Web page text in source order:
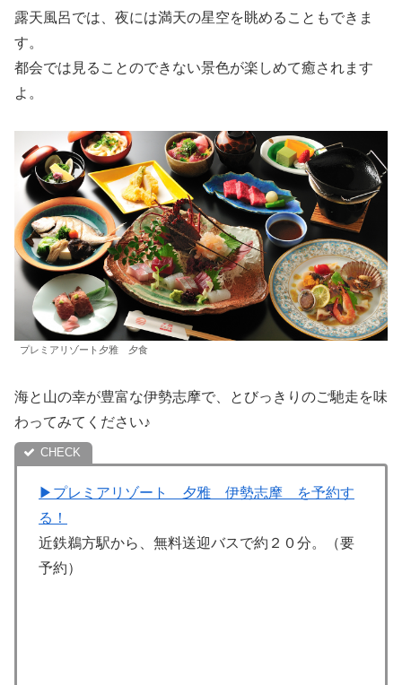
露天風呂では、夜には満天の星空を眺めることもできま
す。
都会では見ることのできない景色が楽しめて癒されます
よ。
プレミアリゾート夕雅 夕食
海と山の幸が豊富な伊勢志摩で、とびっきりのご馳走を味
わってみてください♪
▶︎プレミアリゾート 夕雅 伊勢志摩 を予約す
る！
近鉄鵜方駅から、無料送迎バスで約２０分。（要
予約）